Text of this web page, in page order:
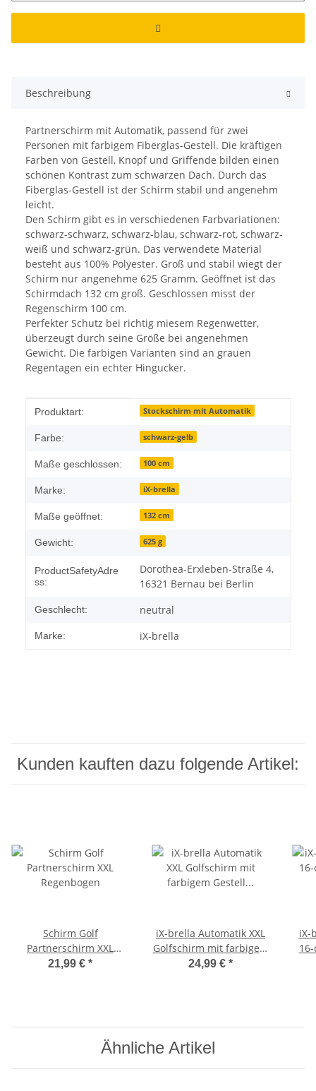
Beschreibung
Partnerschirm mit Automatik, passend für zwei
Personen mit farbigem Fiberglas-Gestell. Die kräftigen
Farben von Gestell, Knopf und Griffende bilden einen
schönen Kontrast zum schwarzen Dach. Durch das
Fiberglas-Gestell ist der Schirm stabil und angenehm
leicht.
Den Schirm gibt es in verschiedenen Farbvariationen:
schwarz-schwarz, schwarz-blau, schwarz-rot, schwarz-
weiß und schwarz-grün. Das verwendete Material
besteht aus 100% Polyester. Groß und stabil wiegt der
Schirm nur angenehme 625 Gramm. Geöffnet ist das
Schirmdach 132 cm groß. Geschlossen misst der
Regenschirm 100 cm.
Perfekter Schutz bei richtig miesem Regenwetter,
überzeugt durch seine Größe bei angenehmen
Gewicht. Die farbigen Varianten sind an grauen
Regentagen ein echter Hingucker.
Produkteigenschaft
Wert
Produktart: Stockschirm mit Automatik
Farbe: schwarz-gelb
Maße geschlossen: 100 cm
Marke: iX-brella
Maße geöffnet: 132 cm
Gewicht: 625 g
ProductSafetyAdre
ss:
Dorothea-Erxleben-Straße 4,
16321 Bernau bei Berlin
Geschlecht: neutral
Marke: iX-brella
Kunden kauften dazu folgende Artikel:
Schirm Golf
Partnerschirm XXL
Regenbogen
21,99 € *
iX-brella Automatik XXL
Golfschirm mit farbigem
Gestell aus Fiberglas -
24,99 € *
iX-
Ähnliche Artikel